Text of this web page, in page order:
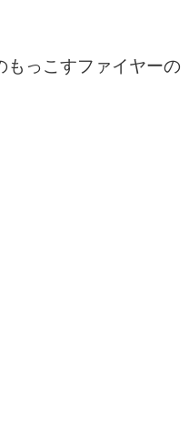
もっこすファイヤーの